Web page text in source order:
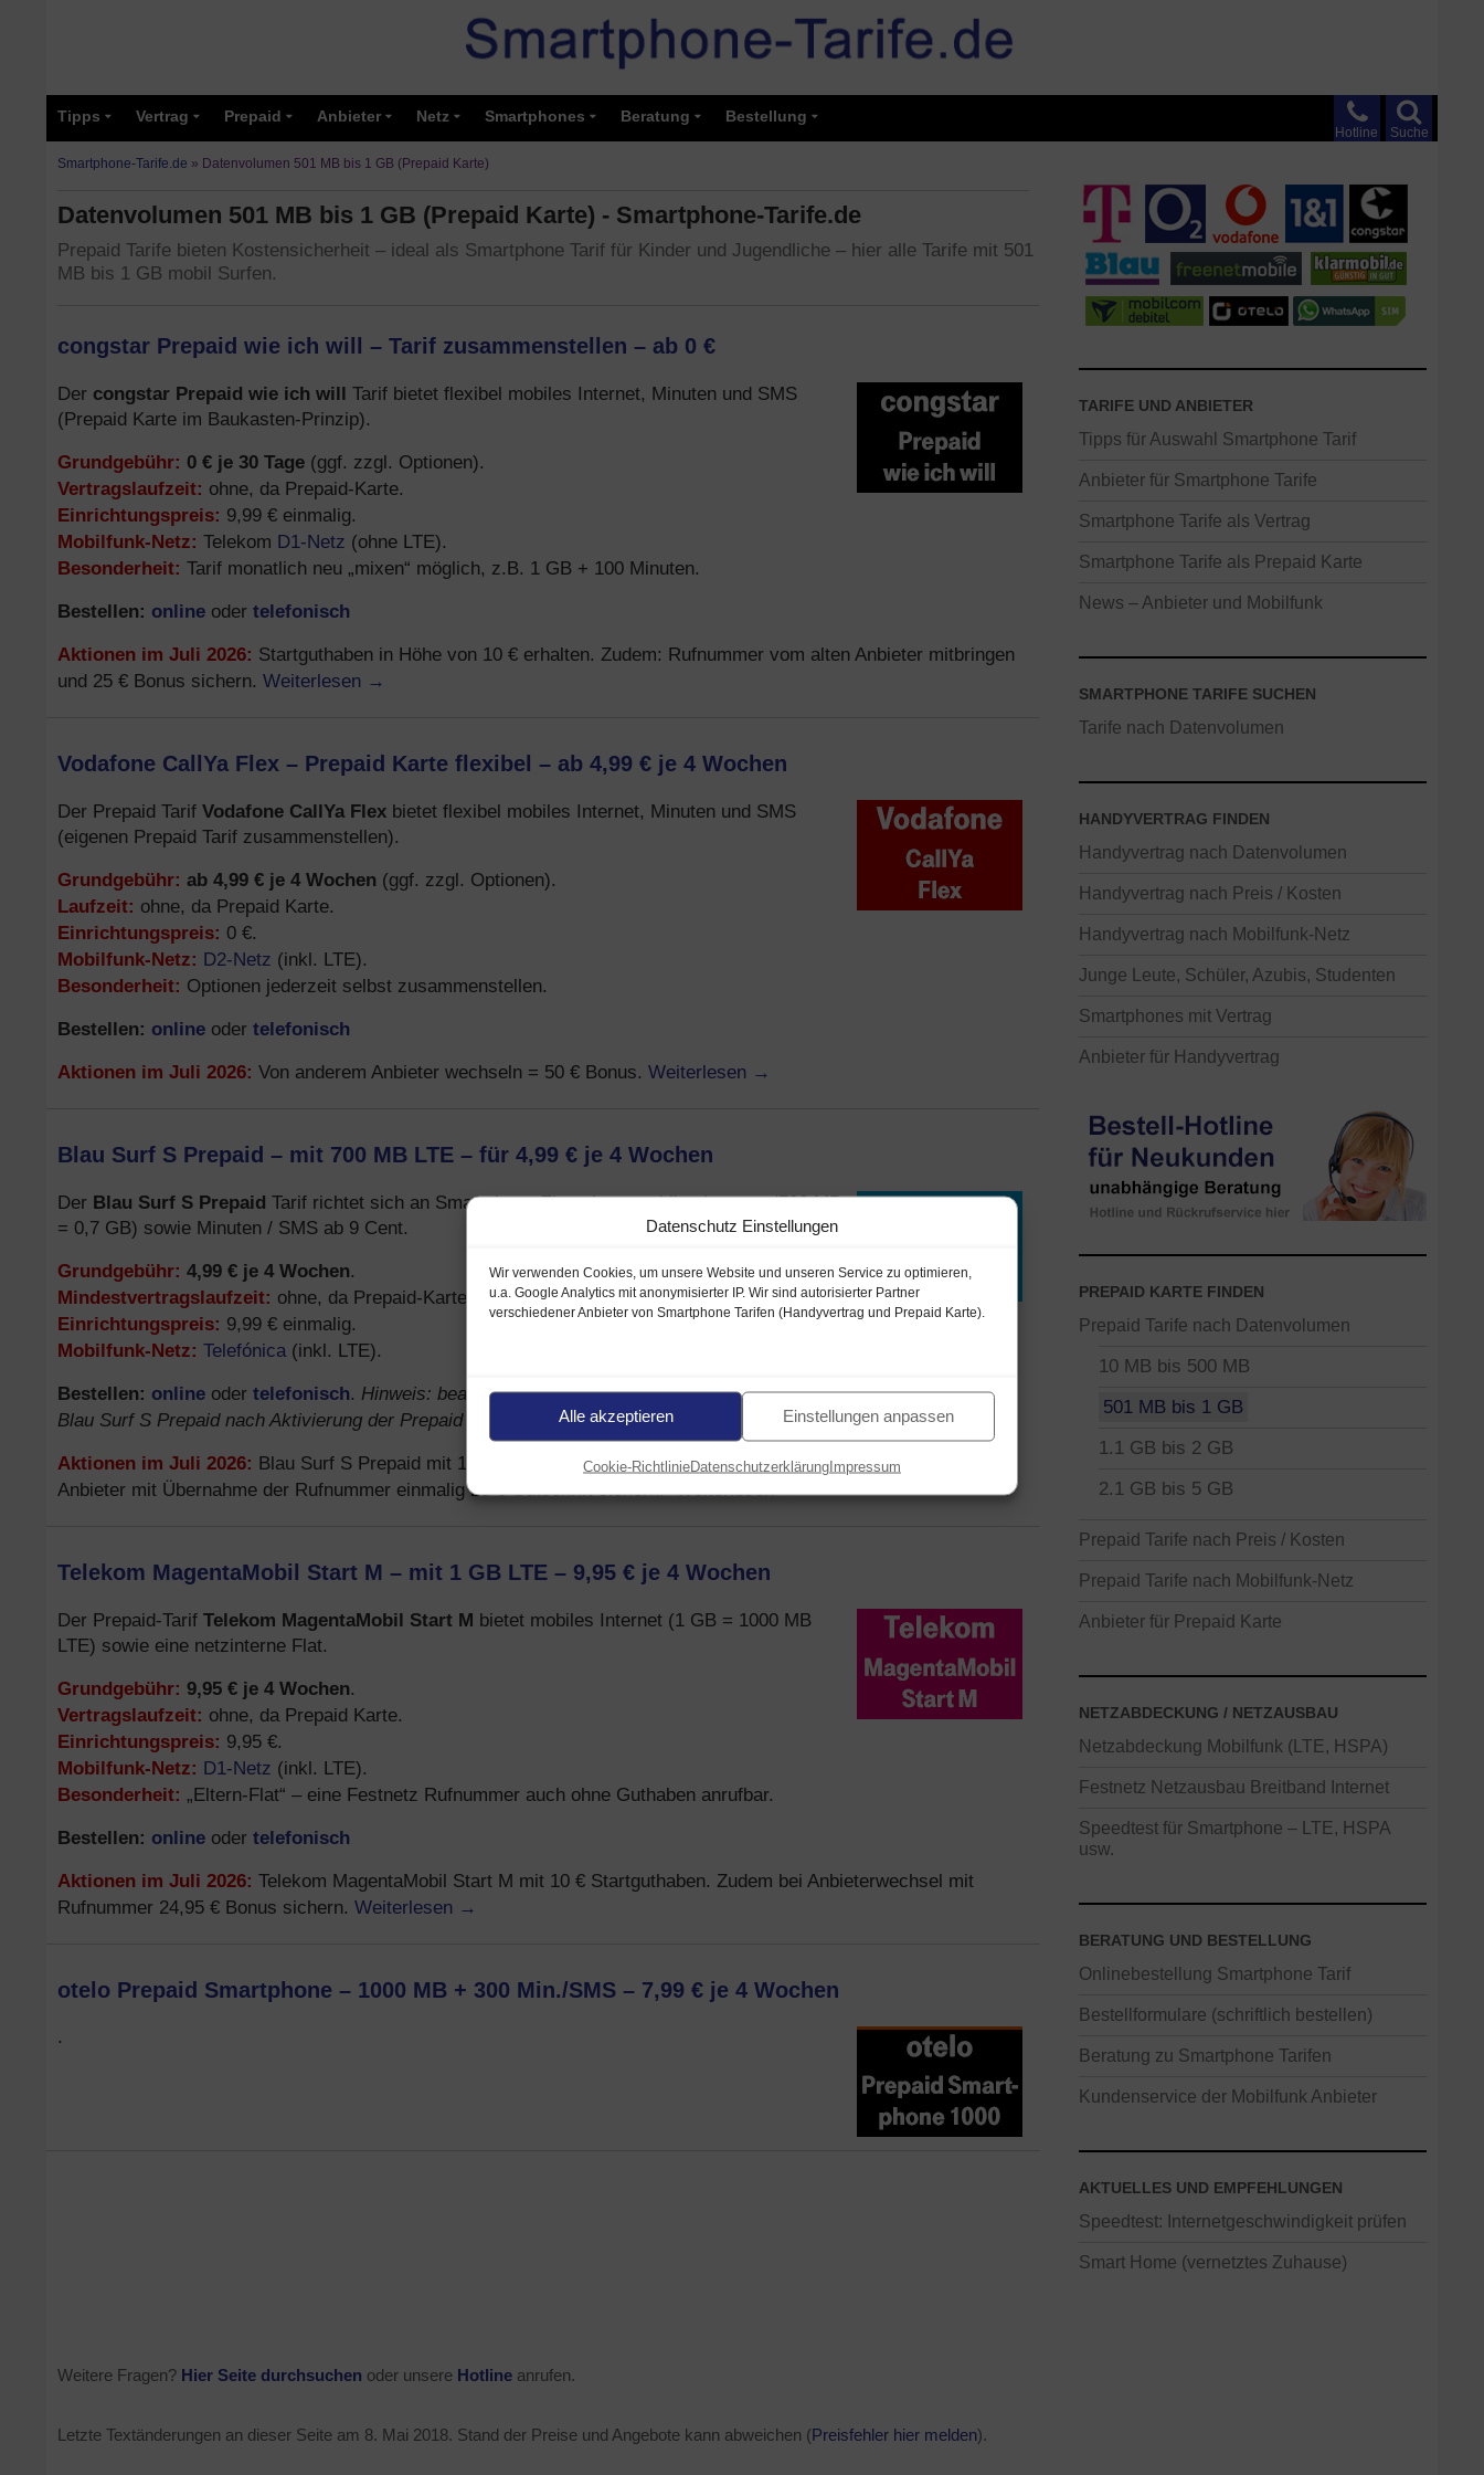
Datenschutz Einstellungen
Wir verwenden Cookies, um unsere Website und unseren Service zu optimieren,
u.a. Google Analytics mit anonymisierter IP. Wir sind autorisierter Partner
verschiedener Anbieter von Smartphone Tarifen (Handyvertrag und Prepaid Karte).
Alle akzeptieren Einstellungen anpassen
Cookie-RichtlinieDatenschutzerklärungImpressum
Suche
Hotline
Tipps Vertrag Prepaid Anbieter Netz Smartphones Beratung Bestellung
Smartphone-Tarife.de » Datenvolumen 501 MB bis 1 GB (Prepaid Karte)
Datenvolumen 501 MB bis 1 GB (Prepaid Karte) - Smartphone-Tarife.de
Prepaid Tarife bieten Kostensicherheit – ideal als Smartphone Tarif für Kinder und Jugendliche – hier alle Tarife mit 501
MB bis 1 GB mobil Surfen.
congstar Prepaid wie ich will – Tarif zusammenstellen – ab 0 €
Der congstar Prepaid wie ich will Tarif bietet flexibel mobiles Internet, Minuten und SMS
(Prepaid Karte im Baukasten-Prinzip).
Grundgebühr: 0 € je 30 Tage (ggf. zzgl. Optionen).
Vertragslaufzeit: ohne, da Prepaid-Karte.
Einrichtungspreis: 9,99 € einmalig.
Mobilfunk-Netz: Telekom D1-Netz (ohne LTE).
Besonderheit: Tarif monatlich neu „mixen“ möglich, z.B. 1 GB + 100 Minuten.
Bestellen: online oder telefonisch
Aktionen im Juli 2026: Startguthaben in Höhe von 10 € erhalten. Zudem: Rufnummer vom alten Anbieter mitbringen
und 25 € Bonus sichern. Weiterlesen →
Vodafone CallYa Flex – Prepaid Karte flexibel – ab 4,99 € je 4 Wochen
Der Prepaid Tarif Vodafone CallYa Flex bietet flexibel mobiles Internet, Minuten und SMS
(eigenen Prepaid Tarif zusammenstellen).
Grundgebühr: ab 4,99 € je 4 Wochen (ggf. zzgl. Optionen).
Laufzeit: ohne, da Prepaid Karte.
Einrichtungspreis: 0 €.
Mobilfunk-Netz: D2-Netz (inkl. LTE).
Besonderheit: Optionen jederzeit selbst zusammenstellen.
Bestellen: online oder telefonisch
Aktionen im Juli 2026: Von anderem Anbieter wechseln = 50 € Bonus. Weiterlesen →
Blau Surf S Prepaid – mit 700 MB LTE – für 4,99 € je 4 Wochen
Der Blau Surf S Prepaid Tarif richtet sich an Smartphone Einsteiger: mobiles Internet (700 MB
= 0,7 GB) sowie Minuten / SMS ab 9 Cent.
Grundgebühr: 4,99 € je 4 Wochen.
Mindestvertragslaufzeit: ohne, da Prepaid-Karte.
Einrichtungspreis: 9,99 € einmalig.
Mobilfunk-Netz: Telefónica(inkl. LTE).
Bestellen: online oder telefonisch. Hinweis: beauftragen Sie den 9 Cent Prepaid Tarif und buchen Sie die Option
Blau Surf S Prepaid nach Aktivierung der Prepaid Karte.
Aktionen im Juli 2026: Blau Surf S Prepaid mit 10 € Startguthaben. Zusätzlich bei Wechsel von einem anderen
Anbieter mit Übernahme der Rufnummer einmalig 25 € Gutschrift sichern.Weiterlesen→
Telekom MagentaMobil Start M – mit 1 GB LTE – 9,95 € je 4 Wochen
Der Prepaid-Tarif Telekom MagentaMobil Start M bietet mobiles Internet (1 GB = 1000 MB
LTE) sowie eine netzinterne Flat.
Grundgebühr: 9,95 € je 4 Wochen.
Vertragslaufzeit: ohne, da Prepaid Karte.
Einrichtungspreis: 9,95 €.
Mobilfunk-Netz: D1-Netz (inkl. LTE).
Besonderheit: „Eltern-Flat“ – eine Festnetz Rufnummer auch ohne Guthaben anrufbar.
Bestellen: online oder telefonisch
Aktionen im Juli 2026: Telekom MagentaMobil Start M mit 10 € Startguthaben. Zudem bei Anbieterwechsel mit
Rufnummer 24,95 € Bonus sichern. Weiterlesen →
otelo Prepaid Smartphone – 1000 MB + 300 Min./SMS – 7,99 € je 4 Wochen
.
TARIFE UND ANBIETER
Tipps für Auswahl Smartphone Tarif
Anbieter für Smartphone Tarife
Smartphone Tarife als Vertrag
Smartphone Tarife als Prepaid Karte
News – Anbieter und Mobilfunk
SMARTPHONE TARIFE SUCHEN
Tarife nach Datenvolumen
HANDYVERTRAG FINDEN
Handyvertrag nach Datenvolumen
Handyvertrag nach Preis / Kosten
Handyvertrag nach Mobilfunk-Netz
Junge Leute, Schüler, Azubis, Studenten
Smartphones mit Vertrag
Anbieter für Handyvertrag
PREPAID KARTE FINDEN
Prepaid Tarife nach Datenvolumen
10 MB bis 500 MB
501 MB bis 1 GB
1.1 GB bis 2 GB
2.1 GB bis 5 GB
Prepaid Tarife nach Preis / Kosten
Prepaid Tarife nach Mobilfunk-Netz
Anbieter für Prepaid Karte
NETZABDECKUNG / NETZAUSBAU
Netzabdeckung Mobilfunk (LTE, HSPA)
Festnetz Netzausbau Breitband Internet
Speedtest für Smartphone – LTE, HSPA
usw.
BERATUNG UND BESTELLUNG
Onlinebestellung Smartphone Tarif
Bestellformulare (schriftlich bestellen)
Beratung zu Smartphone Tarifen
Kundenservice der Mobilfunk Anbieter
AKTUELLES UND EMPFEHLUNGEN
Speedtest: Internetgeschwindigkeit prüfen
Smart Home (vernetztes Zuhause)
Weitere Fragen? Hier Seite durchsuchen oder unsere Hotline anrufen.
Letzte Textänderungen an dieser Seite am 8. Mai 2018. Stand der Preise und Angebote kann abweichen (Preisfehler hier melden).